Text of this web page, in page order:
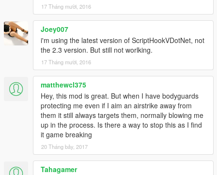
17 Tháng mười, 2016
Joey007
i'm using the latest version of ScriptHookVDotNet, not
the 2.3 version. But still not worlking.
17 Tháng mười, 2016
matthewcl375
Hey, this mod is great. But when I have bodyguards
protecting me even if I aim an airstrike away from
them it still always targets them, normally blowing me
up in the process. Is there a way to stop this as I find
it game breaking
20 Tháng bảy, 2017
Tahagamer